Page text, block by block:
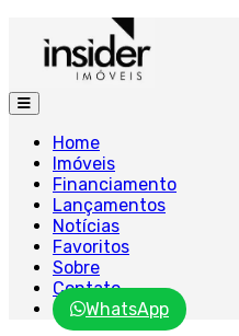
Home
Imóveis
Financiamento
Lançamentos
Notícias
Favoritos
Sobre
Contato
WhatsApp